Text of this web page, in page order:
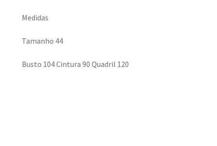
Medidas
Tamanho 44
Busto 104 Cintura 90 Quadril 120